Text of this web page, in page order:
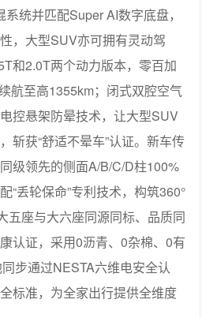
控悬架防晕技术，让大型SUV
获“舒适不晕车”认证。新车传
级领先的侧面A/B/C/D柱100%
“丢轮保命”专利技术，构筑360°
座与大六座同源同标、品质同
认证，采用0沥青、0杂棉、0有
步通过NESTA六维电安全认
标准，为全家出行提供全维度
，领克高端布局再进阶
市，精准补位高端小家庭出行刚